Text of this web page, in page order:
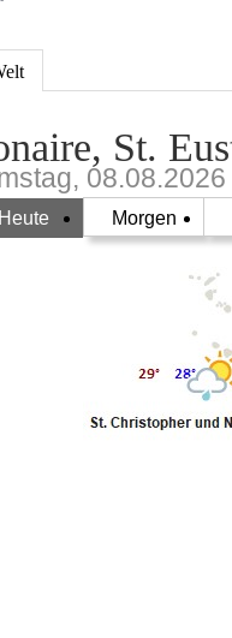
St.
08.08.2026
Heute Morgen